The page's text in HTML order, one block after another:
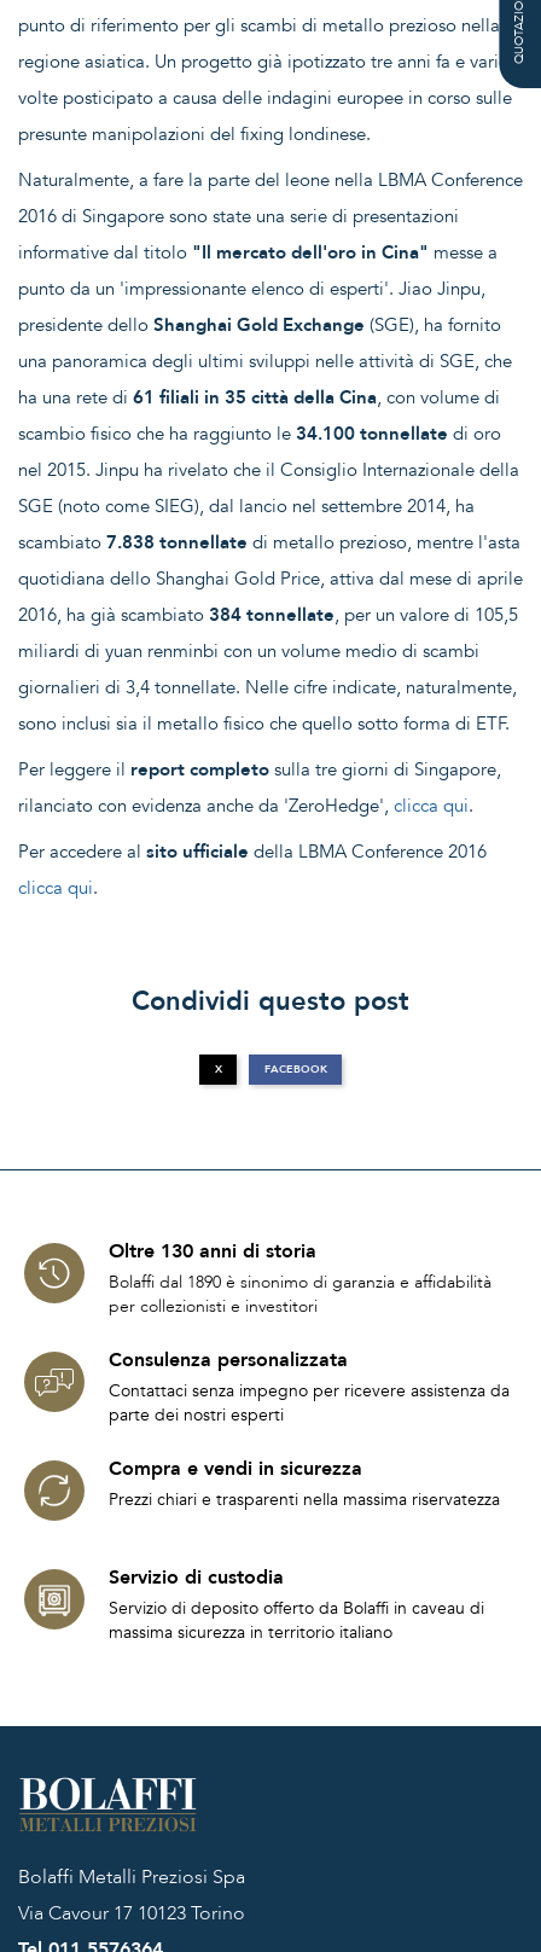
punto di riferimento per gli scambi di metallo prezioso nella
regione asiatica. Un progetto già ipotizzato tre anni fa e varie
volte posticipato a causa delle indagini europee in corso sulle
presunte manipolazioni del fixing londinese.
Naturalmente, a fare la parte del leone nella LBMA Conference
2016 di Singapore sono state una serie di presentazioni
informative dal titolo "Il mercato dell'oro in Cina" messe a
punto da un 'impressionante elenco di esperti'. Jiao Jinpu,
presidente dello Shanghai Gold Exchange (SGE), ha fornito
una panoramica degli ultimi sviluppi nelle attività di SGE, che
ha una rete di 61 filiali in 35 città della Cina, con volume di
scambio fisico che ha raggiunto le 34.100 tonnellate di oro
nel 2015. Jinpu ha rivelato che il Consiglio Internazionale della
SGE (noto come SIEG), dal lancio nel settembre 2014, ha
scambiato 7.838 tonnellate di metallo prezioso, mentre l'asta
quotidiana dello Shanghai Gold Price, attiva dal mese di aprile
2016, ha già scambiato 384 tonnellate, per un valore di 105,5
miliardi di yuan renminbi con un volume medio di scambi
giornalieri di 3,4 tonnellate. Nelle cifre indicate, naturalmente,
sono inclusi sia il metallo fisico che quello sotto forma di ETF.
Per leggere il report completo sulla tre giorni di Singapore,
rilanciato con evidenza anche da 'ZeroHedge', clicca qui.
Per accedere al sito ufficiale della LBMA Conference 2016
clicca qui.
Condividi questo post
X FACEBOOK
Oltre 130 anni di storia
Bolaffi dal 1890 è sinonimo di garanzia e affidabilità
per collezionisti e investitori
Consulenza personalizzata
Contattaci senza impegno per ricevere assistenza da
parte dei nostri esperti
Compra e vendi in sicurezza
Prezzi chiari e trasparenti nella massima riservatezza
Servizio di custodia
Servizio di deposito offerto da Bolaffi in caveau di
massima sicurezza in territorio italiano
QUOTAZIONE
Bolaffi Metalli Preziosi Spa
Via Cavour 17 10123 Torino